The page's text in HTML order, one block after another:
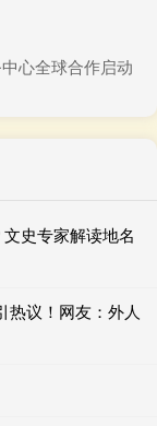
心全球合作启动
史专家解读地名
热议！网友：外人